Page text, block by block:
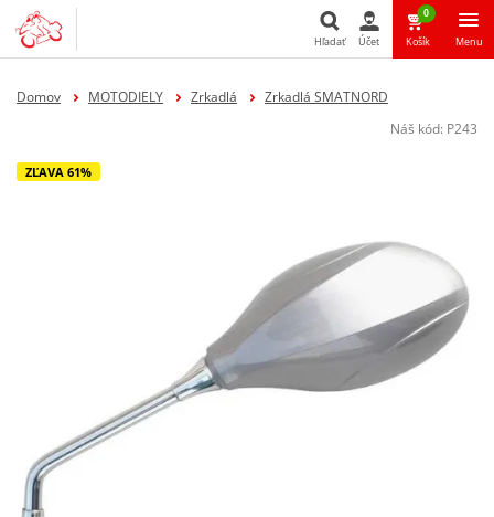
Hľadať Účet
0
Košík Menu
Domov MOTODIELY Zrkadlá
Zrkadlá SMATNORD
Náš kód: P243
ZĽAVA 61%